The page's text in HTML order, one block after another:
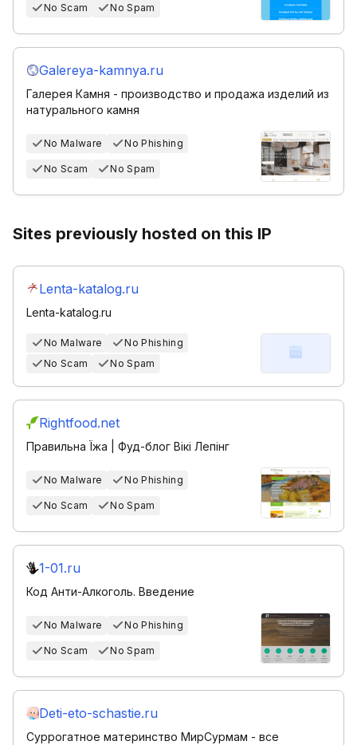
No Scam No Spam
Galereya-kamnya.ru
Галерея Камня - производство и продажа изделий из
натурального камня
No Malware No Phishing
No Scam No Spam
Sites previously hosted on this IP
Lenta-katalog.ru
Lenta-katalog.ru
No Malware
No Phishing
No Scam
No Spam
Rightfood.net
Правильна Їжа | Фуд-блог Вікі Лепінг
No Malware No Phishing
No Scam No Spam
1-01.ru
Код Анти-Алкоголь. Введение
No Malware No Phishing
No Scam No Spam
Deti-eto-schastie.ru
Суррогатное материнство МирСурмам - все